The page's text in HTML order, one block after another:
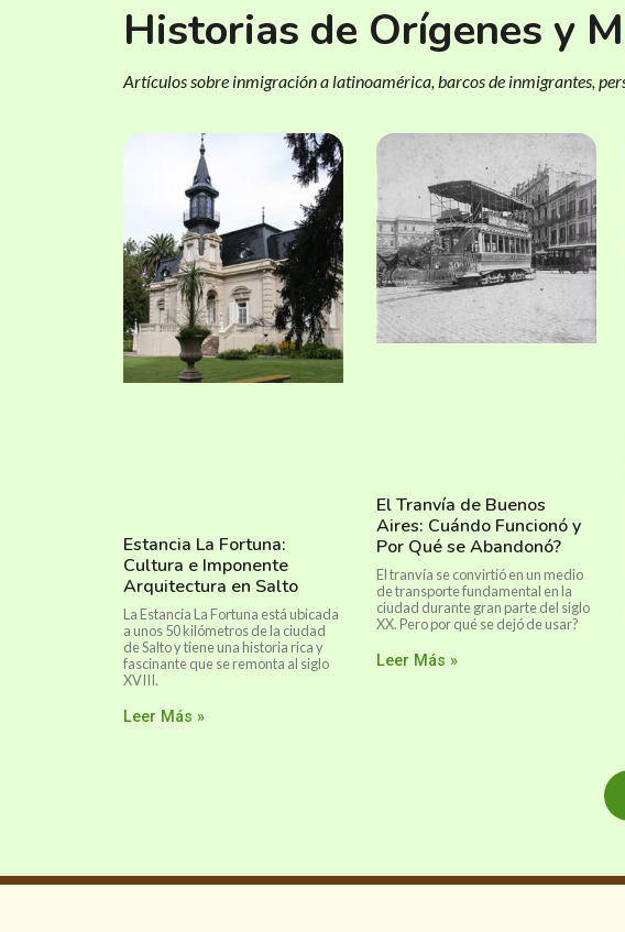
Historias de Orígenes y
Artículos sobre inmigración a latinoamérica, barcos de inmigrantes,
Estancia La Fortuna:
Cultura e Imponente
Arquitectura en Salto
La Estancia La Fortuna está ubicada
a unos 50 kilómetros de la ciudad
de Salto y tiene una historia rica y
fascinante que se remonta al siglo
XVIII.
Leer Más »
El Tranvía de Buenos
Aires: Cuándo Funcionó y
Por Qué se Abandonó?
El tranvía se convirtió en un medio
de transporte fundamental en la
ciudad durante gran parte del siglo
XX. Pero por qué se dejó de usar?
Leer Más »